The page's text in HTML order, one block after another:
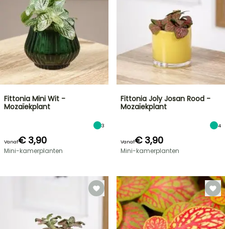
Fittonia Mini Wit -
Mozaïekplant
3
Vanaf€ 3,90
Mini-kamerplanten
Fittonia Joly Josan Rood -
Mozaïekplant
4
Vanaf€ 3,90
Mini-kamerplanten